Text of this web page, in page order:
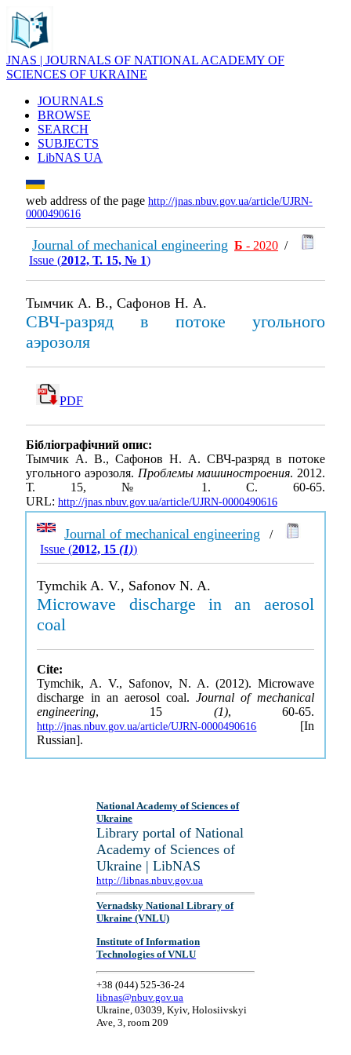
JNAS | JOURNALS OF NATIONAL ACADEMY OF
SCIENCES OF UKRAINE
JOURNALS
BROWSE
SEARCH
SUBJECTS
LibNAS UA
web address of the page http://jnas.nbuv.gov.ua/article/UJRN-
0000490616
Journal of mechanical engineering Б - 2020 /
Issue (2012, Т. 15, № 1)
Тымчик А. В., Сафонов Н. А.
СВЧ-разряд в потоке угольного
аэрозоля
PDF
Бібліографічний опис:
Тымчик А. В., Сафонов Н. А. СВЧ-разряд в потоке
угольного аэрозоля. Проблемы машиностроения. 2012.
Т. 15, № 1. С. 60-65.
URL: http://jnas.nbuv.gov.ua/article/UJRN-0000490616
Journal of mechanical engineering /
Issue (2012, 15(1))
Tymchik A. V., Safonov N. A.
Microwave discharge in an aerosol
coal
Cite:
Tymchik, A. V., Safonov, N. A. (2012). Microwave
discharge in an aerosol coal.Journal of mechanical
engineering, 15 (1), 60-65.
http://jnas.nbuv.gov.ua/article/UJRN-0000490616 [In
Russian].
National Academy of Sciences of
Ukraine
Library portal of National
Academy of Sciences of
Ukraine | LibNAS
http://libnas.nbuv.gov.ua
Vernadsky National Library of
Ukraine (VNLU)
Institute of Information
Technologies of VNLU
+38 (044) 525-36-24
libnas@nbuv.gov.ua
Ukraine, 03039, Kyiv, Holosiivskyi
Ave, 3, room 209